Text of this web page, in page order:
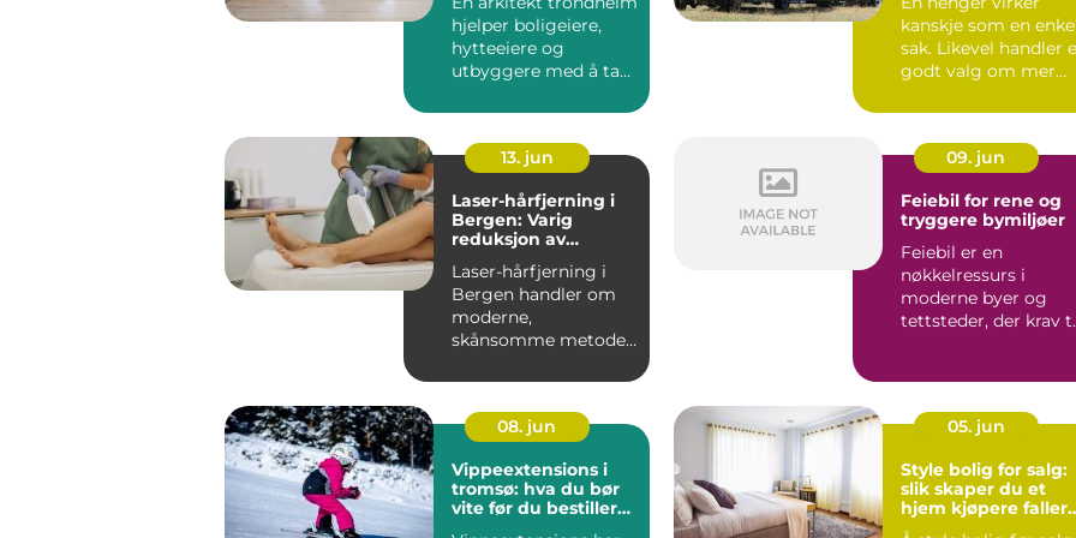
hjelper boligeiere,
hytteeiere og
utbyggere med å ta
by...
kanskje som en
sak. Likevel handler
godt valg om mer
lastekapa...
13. jun
Laser-hårfjerning i
Bergen: Varig
reduksjon av
Laser-hårfjerning i
Bergen handler om
moderne,
skånsomme metoder
reduksjon...
09. jun
Feiebil for rene og
tryggere bymiljøer
Feiebil er en
nøkkelressurs i
moderne byer og
tettsteder, der krav
08. jun
Vippeextensions i
tromsø: hva du bør
vite før du bestiller
05. jun
Style bolig for salg:
slik skaper du et
hjem kjøpere faller
for